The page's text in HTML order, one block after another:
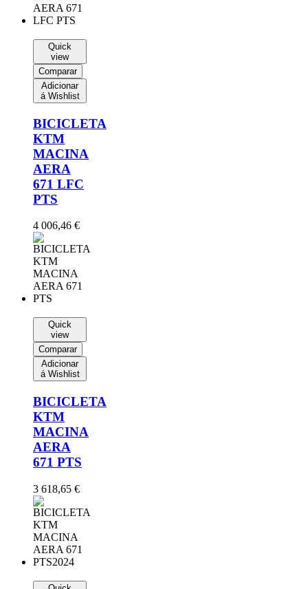
Quick
view
Comparar
Adicionar
á Wishlist
BICICLETA
KTM
MACINA
AERA
671 LFC
PTS
4 006,46 €
Quick
view
Comparar
Adicionar
á Wishlist
BICICLETA
KTM
MACINA
AERA
671 PTS
3 618,65 €